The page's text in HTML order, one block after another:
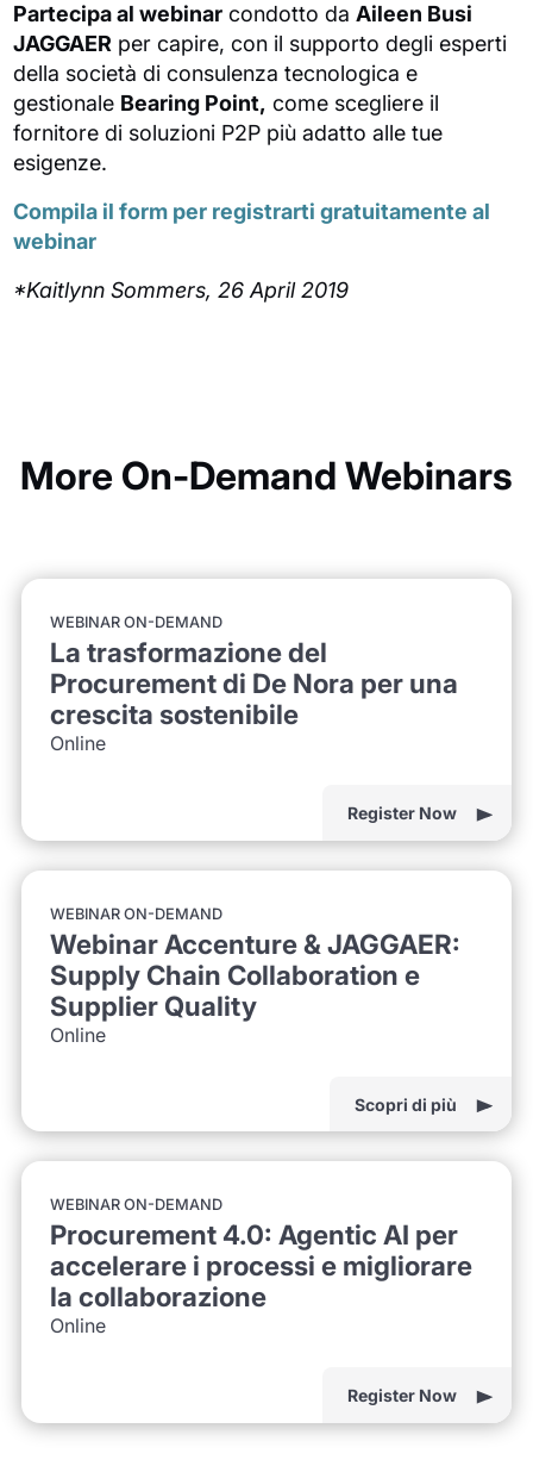
Partecipa al webinar condotto daAileen Busi
JAGGAER per capire, con il supporto degli esperti
della società di consulenza tecnologica e
gestionale Bearing Point, come scegliere il
fornitore di soluzioni P2P più adatto alle tue
esigenze.
Compila il form per registrarti gratuitamente al
webinar
*Kaitlynn Sommers, 26 April 2019
More On-Demand Webinars
WEBINAR ON-DEMAND
La trasformazione del
Procurement di De Nora per una
crescita sostenibile
Online
Register Now
WEBINAR ON-DEMAND
Webinar Accenture & JAGGAER:
Supply Chain Collaboration e
Supplier Quality
Online
Scopri di più
WEBINAR ON-DEMAND
Procurement 4.0: Agentic AI per
accelerare i processi e migliorare
la collaborazione
Online
Register Now